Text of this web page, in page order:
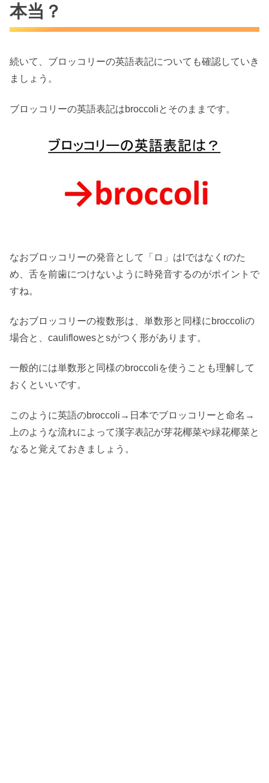
本当？
続いて、ブロッコリーの英語表記についても確認していき
ましょう。
ブロッコリーの英語表記はbroccoliとそのままです。
なおブロッコリーの発音として「ロ」はlではなくrのた
め、舌を前歯につけないように時発音するのがポイントで
すね。
なおブロッコリーの複数形は、単数形と同様にbroccoliの
場合と、cauliflowesとsがつく形があります。
一般的には単数形と同様のbroccoliを使うことも理解して
おくといいです。
このように英語のbroccoli→日本でブロッコリーと命名→
上のような流れによって漢字表記が芽花椰菜や緑花椰菜と
なると覚えておきましょう。